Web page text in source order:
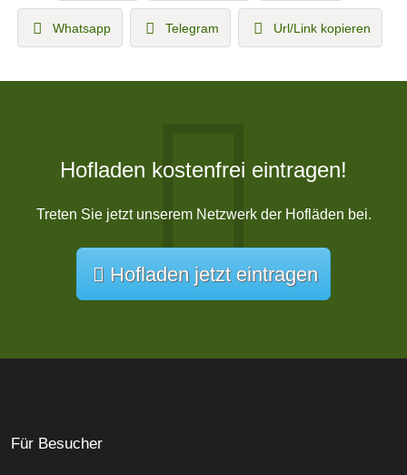
Whatsapp Telegram Url/Link kopieren
Hofladen kostenfrei eintragen!
Treten Sie jetzt unserem Netzwerk der Hofläden bei.
Hofladen jetzt eintragen
Für Besucher